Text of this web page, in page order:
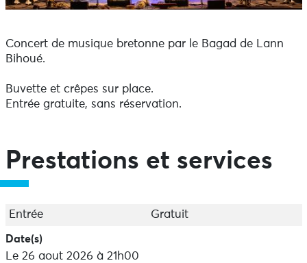
Concert de musique bretonne par le Bagad de Lann
Bihoué.
Buvette et crêpes sur place.
Entrée gratuite, sans réservation.
Prestations et services
Entrée Gratuit
Date(s)
Le 26 aout 2026 à 21h00